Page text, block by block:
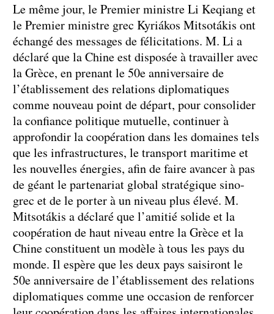
Le même jour, le Premier ministre Li Keqiang et
le Premier ministre grec Kyriákos Mitsotákis ont
échangé des messages de félicitations. M. Li a
déclaré que la Chine est disposée à travailler avec
la Grèce, en prenant le 50e anniversaire de
l’établissement des relations diplomatiques
comme nouveau point de départ, pour consolider
la confiance politique mutuelle, continuer à
approfondir la coopération dans les domaines tels
que les infrastructures, le transport maritime et
les nouvelles énergies, afin de faire avancer à pas
de géant le partenariat global stratégique sino-
grec et de le porter à un niveau plus élevé. M.
Mitsotákis a déclaré que l’amitié solide et la
coopération de haut niveau entre la Grèce et la
Chine constituent un modèle à tous les pays du
monde. Il espère que les deux pays saisiront le
50e anniversaire de l’établissement des relations
diplomatiques comme une occasion de renforcer